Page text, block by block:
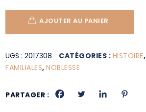
AJOUTER AU PANIER
UGS :2017308 CATÉGORIES : HISTOIRE,
FAMILIALES,NOBLESSE
PARTAGER :